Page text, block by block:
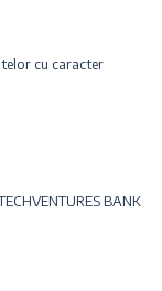
cu caracter
BANK